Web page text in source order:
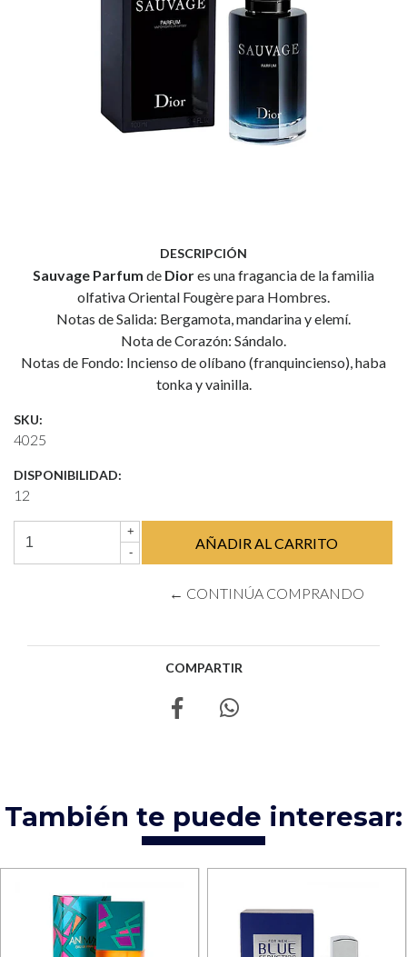
DESCRIPCIÓN
Sauvage Parfum de Diores una fragancia de la familia
olfativa Oriental Fougère para Hombres.
Notas de Salida: Bergamota, mandarina y elemí.
Nota de Corazón: Sándalo.
Notas de Fondo: Incienso de olíbano (franquincienso), haba
tonka y vainilla.
SKU:
4025
DISPONIBILIDAD:
12
+
-
← CONTINÚA COMPRANDO
COMPARTIR
También te puede interesar: